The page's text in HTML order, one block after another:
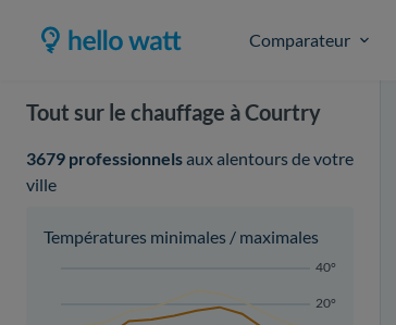
Comparateur
Tout sur le chauffage à Courtry
3679 professionnelsaux alentours de votre
ville
Températures minimales / maximales
20°
40°